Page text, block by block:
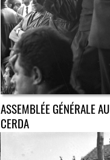
ASSEMBLÉE GÉNÉRALE AU
CERDA